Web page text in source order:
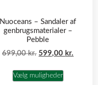
Nuoceans – Sandaler af
genbrugsmaterialer –
Pebble
699,00kr. 599,00 kr.
Vælg muligheder